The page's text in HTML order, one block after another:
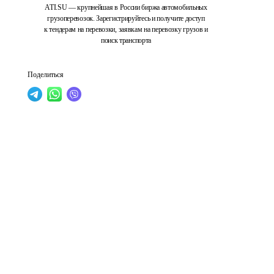
ATI.SU — крупнейшая в России биржа автомобильных
грузоперевозок. Зарегистрируйтесь и получите доступ
к тендерам на перевозки, заявкам на перевозку грузов и
поиск транспорта
Поделиться